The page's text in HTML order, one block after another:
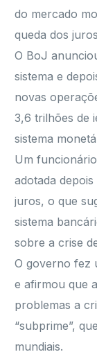
do mercado
queda dos
O BoJ
sistema e
novas
3,6 trilhões de
sistema
Um
adotada
juros, o que
sistema
sobre a crise
O governo fez
e afirmou que
problemas a
“subprime”,
mundiais.